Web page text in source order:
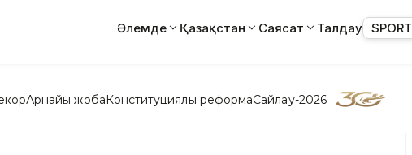
Әлемде Қазақстан Саясат Талдау SPORT
Арнайы жобаКонституциялық реформаСайлау-2026